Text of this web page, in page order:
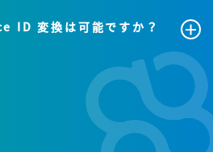
変換は可能ですか？